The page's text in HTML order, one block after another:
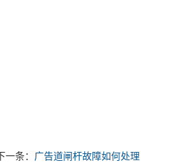
一条： 广告道闸杆故障如何处理